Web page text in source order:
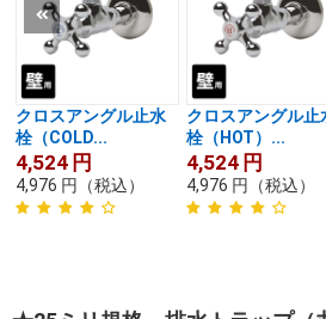
クロスアングル止水
栓（COLD...
4,524 円
4,976 円 （税込）
クロスアングル止
栓（HOT）...
4,524 円
4,976 円 （税込）